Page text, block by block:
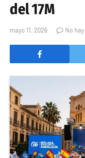
del 17M
mayo 11, 2026 No